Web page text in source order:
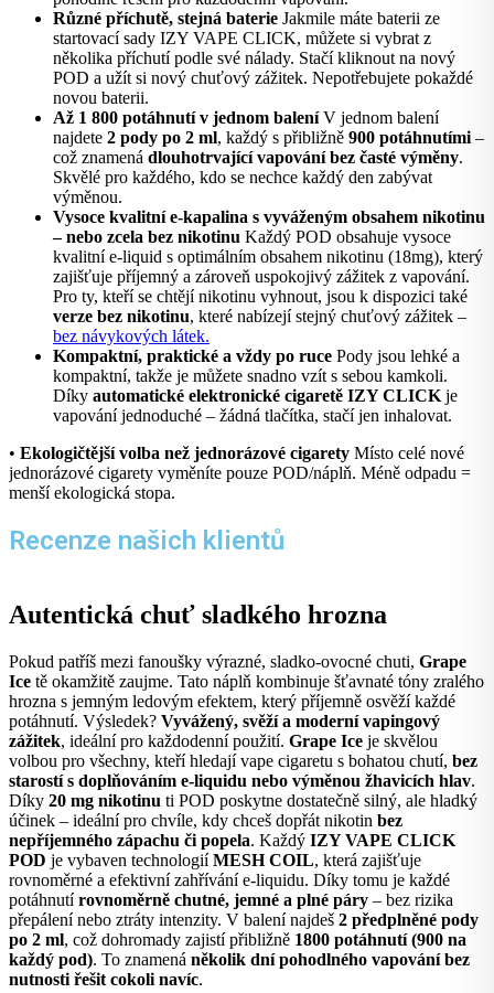
Různé příchutě, stejná baterie Jakmile máte baterii ze
startovací sady IZY VAPE CLICK, můžete si vybrat z
několika příchutí podle své nálady. Stačí kliknout na nový
POD a užít si nový chuťový zážitek. Nepotřebujete pokaždé
novou baterii.
Až 1 800 potáhnutí v jednom balení V jednom balení
najdete 2 pody po 2 ml, každý s přibližně 900 potáhnutími–
což znamená dlouhotrvající vapování bez časté výměny.
Skvělé pro každého, kdo se nechce každý den zabývat
výměnou.
Vysoce kvalitní e-kapalina s vyváženým obsahem nikotinu
– nebo zcela bez nikotinu Každý POD obsahuje vysoce
kvalitní e-liquid s optimálním obsahem nikotinu (18mg), který
zajišťuje příjemný a zároveň uspokojivý zážitek z vapování.
Pro ty, kteří se chtějí nikotinu vyhnout, jsou k dispozici také
verze bez nikotinu, které nabízejí stejný chuťový zážitek –
bez návykových látek.
Kompaktní, praktické a vždy po ruce Pody jsou lehké a
kompaktní, takže je můžete snadno vzít s sebou kamkoli.
Díky automatické elektronické cigaretě IZY CLICKje
vapování jednoduché – žádná tlačítka, stačí jen inhalovat.
• Ekologičtější volba než jednorázové cigarety Místo celé nové
jednorázové cigarety vyměníte pouze POD/náplň. Méně odpadu =
menší ekologická stopa.
Recenze našich klientů
Autentická chuť sladkého hrozna
Pokud patříš mezi fanoušky výrazné, sladko-ovocné chuti, Grape
Ice tě okamžitě zaujme. Tato náplň kombinuje šťavnaté tóny zralého
hrozna s jemným ledovým efektem, který příjemně osvěží každé
potáhnutí. Výsledek? Vyvážený, svěží a moderní vapingový
zážitek, ideální pro každodenní použití. Grape Ice je skvělou
volbou pro všechny, kteří hledají vape cigaretu s bohatou chutí, bez
starostí s doplňováním e-liquidu nebo výměnou žhavicích hlav.
Díky 20 mg nikotinu ti POD poskytne dostatečně silný, ale hladký
účinek – ideální pro chvíle, kdy chceš dopřát nikotin bez
nepříjemného zápachu či popela. Každý IZY VAPE CLICK
POD je vybaven technologiíMESH COIL, která zajišťuje
rovnoměrné a efektivní zahřívání e-liquidu. Díky tomu je každé
potáhnutírovnoměrně chutné, jemné a plné páry – bez rizika
přepálení nebo ztráty intenzity. V balení najdeš 2 předplněné pody
po 2 ml, což dohromady zajistí přibližně 1800 potáhnutí (900 na
každý pod). To znamená několik dní pohodlného vapování bez
nutnosti řešit cokoli navíc.